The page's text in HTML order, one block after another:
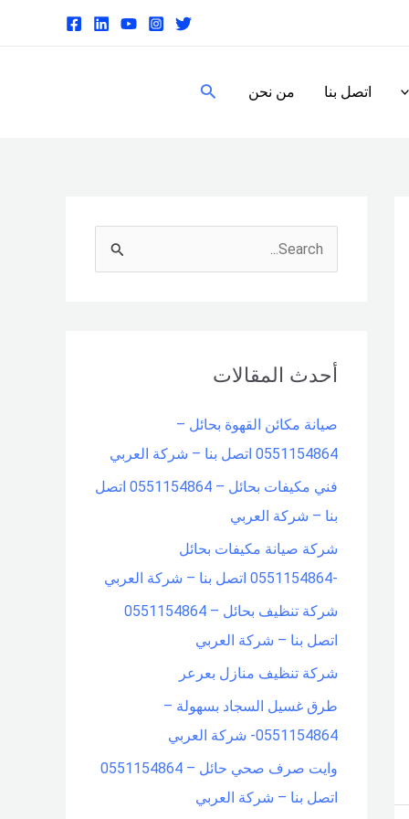
اتصل بنا من نحن البحث
c
f
o
r
:
أحدث المقالات
صيانة مكائن القهوة بحائل –
0551154864 اتصل بنا – شركة العربي
فني مكيفات بحائل – 0551154864 اتصل
بنا – شركة العربي
شركة صيانة مكيفات بحائل
-0551154864 اتصل بنا – شركة العربي
شركة تنظيف بحائل – 0551154864
اتصل بنا – شركة العربي
شركة تنظيف منازل بعرعر
طرق غسيل السجاد بسهولة –
0551154864- شركة العربي
وايت صرف صحي حائل – 0551154864
اتصل بنا – شركة العربي